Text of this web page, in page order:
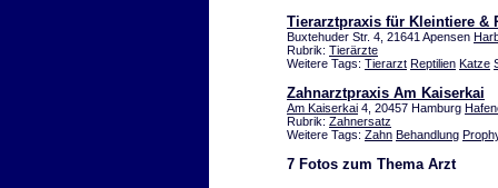
Tierarztpraxis für Kleintiere &
Buxtehuder Str. 4, 21641 Apensen
Rubrik: Tierärzte
Weitere Tags: Tierarzt Reptilien Katze
Zahnarztpraxis Am Kaiserkai
Am Kaiserkai 4, 20457 Hamburg
Rubrik: Zahnersatz
Weitere Tags: Zahn Behandlung
7 Fotos zum Thema Arzt